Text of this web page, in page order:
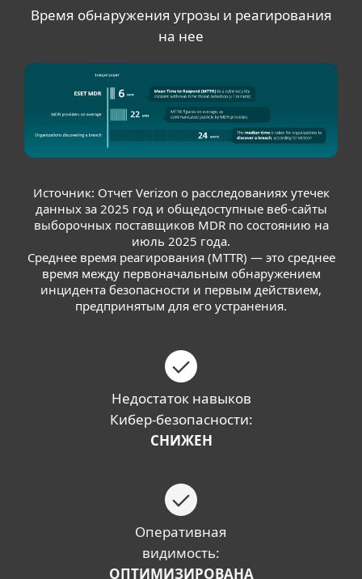
Время обнаружения угрозы и реагирования
на нее
Источник: Отчет Verizon о расследованиях утечек
данных за 2025 год и общедоступные веб-сайты
выборочных поставщиков MDR по состоянию на
июль 2025 года.
Среднее время реагирования (MTTR) — это среднее
время между первоначальным обнаружением
инцидента безопасности и первым действием,
предпринятым для его устранения.
Недостаток навыков
Кибер-безопасности:
СНИЖЕН
Оперативная
видимость:
ОПТИМИЗИРОВАНА